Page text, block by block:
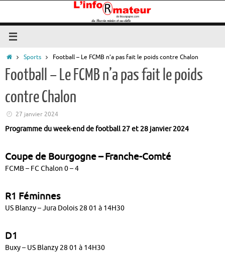
contenu
Accueil
Sports Football – Le FCMB n’a pas fait le poids contre Chalon
Football – Le FCMB n’a pas fait le poids
contre Chalon
27 janvier 2024
Programme du week-end de football 27 et 28 janvier 2024
Coupe de Bourgogne – Franche-Comté
FCMB – FC Chalon 0 – 4
R1 Féminnes
US Blanzy – Jura Dolois 28 01 à 14H30
D1
Buxy – US Blanzy 28 01 à 14H30